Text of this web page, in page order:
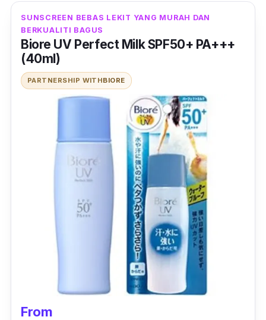
SUNSCREEN BEBAS LEKIT YANG MURAH DAN
BERKUALITI BAGUS
Biore UV Perfect Milk SPF50+ PA+++
(40ml)
PARTNERSHIP WITHBIORE
From